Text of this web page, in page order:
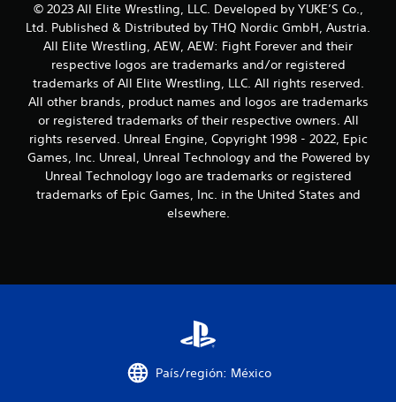
i
o
n
e
s
© 2023 All Elite Wrestling, LLC. Developed by YUKE’S Co.,
Ltd. Published & Distributed by THQ Nordic GmbH, Austria.
All Elite Wrestling, AEW, AEW: Fight Forever and their
respective logos are trademarks and/or registered
trademarks of All Elite Wrestling, LLC. All rights reserved.
All other brands, product names and logos are trademarks
or registered trademarks of their respective owners. All
rights reserved. Unreal Engine, Copyright 1998 - 2022, Epic
Games, Inc. Unreal, Unreal Technology and the Powered by
Unreal Technology logo are trademarks or registered
trademarks of Epic Games, Inc. in the United States and
elsewhere.
País/región: México